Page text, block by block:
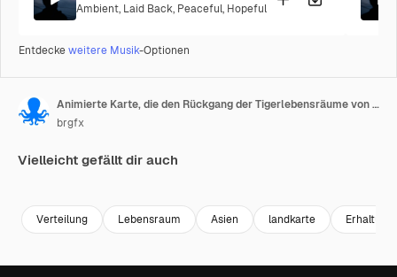
Ambient, Laid Back, Peaceful, Hopeful
Entdeckeweitere Musik-Optionen
Animierte Karte, die den Rückgang der Tigerlebensräume von 1900 bis 2020 zeigt.
brgfx
Vielleicht gefällt dir auch
Verteilung Lebensraum Asien landkarte Erhaltung